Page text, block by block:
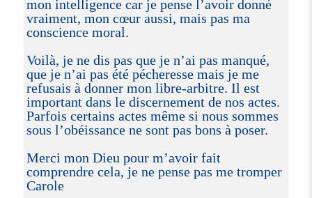
mon intelligence car je pense l’avoir donné
vraiment, mon cœur aussi, mais pas ma
conscience moral.
Voilà, je ne dis pas que je n’ai pas manqué,
que je n’ai pas été pécheresse mais je me
refusais à donner mon libre-arbitre. Il est
important dans le discernement de nos actes.
Parfois certains actes même si nous sommes
sous l’obéissance ne sont pas bons à poser.
Merci mon Dieu pour m’avoir fait
comprendre cela, je ne pense pas me tromper
Carole